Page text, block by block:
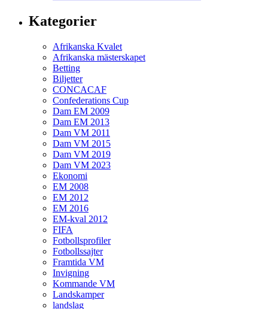
Kategorier
Afrikanska Kvalet
Afrikanska mästerskapet
Betting
Biljetter
CONCACAF
Confederations Cup
Dam EM 2009
Dam EM 2013
Dam VM 2011
Dam VM 2015
Dam VM 2019
Dam VM 2023
Ekonomi
EM 2008
EM 2012
EM 2016
EM-kval 2012
FIFA
Fotbollsprofiler
Fotbollssajter
Framtida VM
Invigning
Kommande VM
Landskamper
landslag